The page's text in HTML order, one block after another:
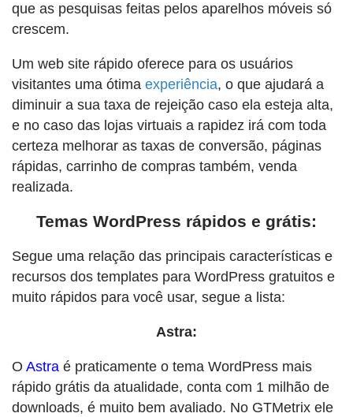
que as pesquisas feitas pelos aparelhos móveis só
crescem.
Um web site rápido oferece para os usuários
visitantes uma ótima experiência, o que ajudará a
diminuir a sua taxa de rejeição caso ela esteja alta,
e no caso das lojas virtuais a rapidez irá com toda
certeza melhorar as taxas de conversão, páginas
rápidas, carrinho de compras também, venda
realizada.
Temas WordPress rápidos e grátis:
Segue uma relação das principais características e
recursos dos templates para WordPress gratuitos e
muito rápidos para você usar, segue a lista:
Astra:
O Astra é praticamente o tema WordPress mais
rápido grátis da atualidade, conta com 1 milhão de
downloads, é muito bem avaliado. No GTMetrix ele